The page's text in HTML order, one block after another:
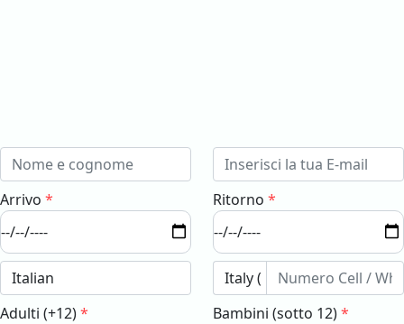
Arrivo * Ritorno *
Adulti (+12)* Bambini (sotto 12)*